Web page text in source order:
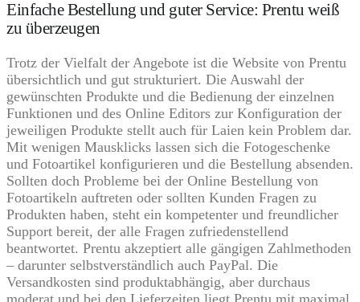
Einfache Bestellung und guter Service: Prentu weiß
zu überzeugen
Trotz der Vielfalt der Angebote ist die Website von Prentu
übersichtlich und gut strukturiert. Die Auswahl der
gewünschten Produkte und die Bedienung der einzelnen
Funktionen und des Online Editors zur Konfiguration der
jeweiligen Produkte stellt auch für Laien kein Problem dar.
Mit wenigen Mausklicks lassen sich die Fotogeschenke
und Fotoartikel konfigurieren und die Bestellung absenden.
Sollten doch Probleme bei der Online Bestellung von
Fotoartikeln auftreten oder sollten Kunden Fragen zu
Produkten haben, steht ein kompetenter und freundlicher
Support bereit, der alle Fragen zufriedenstellend
beantwortet. Prentu akzeptiert alle gängigen Zahlmethoden
– darunter selbstverständlich auch PayPal. Die
Versandkosten sind produktabhängig, aber durchaus
moderat und bei den Lieferzeiten liegt Prentu mit maximal